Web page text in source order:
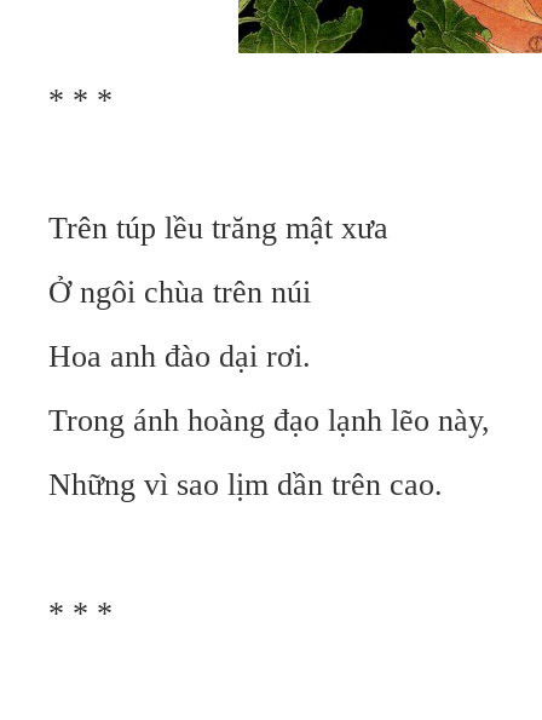
* * *
Trên túp lều trăng mật xưa
Ở ngôi chùa trên núi
Hoa anh đào dại rơi.
Trong ánh hoàng đạo lạnh lẽo này,
Những vì sao lịm dần trên cao.
* * *